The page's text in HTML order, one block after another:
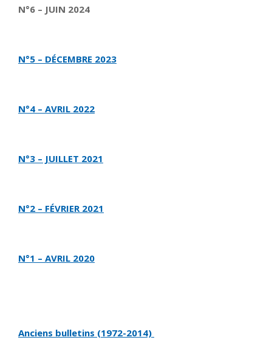
N°6 – JUIN 2024
N°5 – DÉCEMBRE 2023
N°4 – AVRIL 2022
N°3 – JUILLET 2021
N°2 – FÉVRIER 2021
N°1 – AVRIL 2020
Anciens bulletins (1972-2014)